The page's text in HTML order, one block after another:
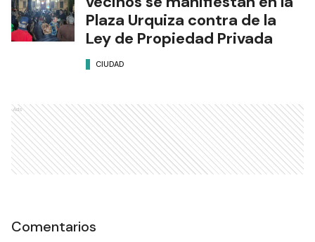
A pesar del mal tiempo,
vecinos se manifiestan en la
Plaza Urquiza contra de la
CIUDAD
Ads